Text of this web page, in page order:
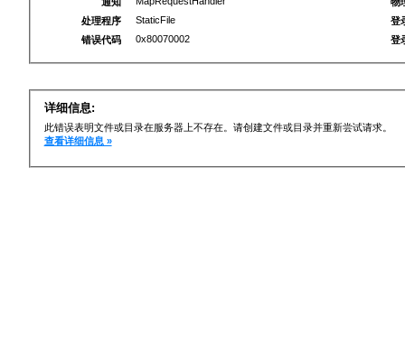
处理程序
StaticFile
错误代码
0x80070002
登
登
详细信息:
此错误表明文件或目录在服务器上不存在。请创建文件或目录并重新尝试请求。
查看详细信息 »